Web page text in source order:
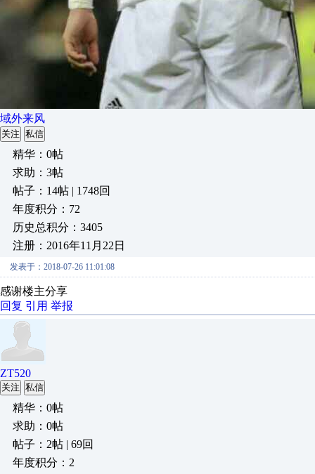
域外来风
关注 私信
精华：0帖
求助：3帖
帖子：14帖 | 1748回
年度积分：72
历史总积分：3405
注册：2016年11月22日
发表于：2018-07-26 11:01:08
感谢楼主分享
回复 引用 举报
ZT520
关注 私信
精华：0帖
求助：0帖
帖子：2帖 | 69回
年度积分：2